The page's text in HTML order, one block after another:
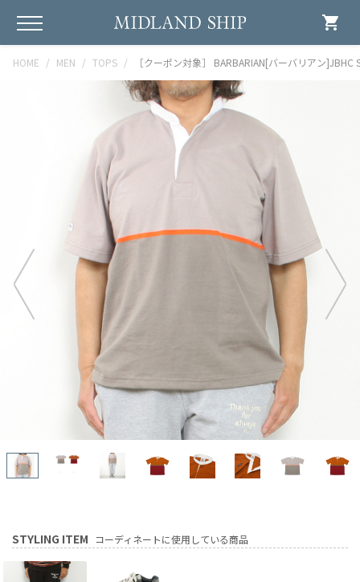
shopping_cart
HOME MEN TOPS ［クーポン対象］ BARBARIAN[バーバリアン]JBHC
STYLING ITEM コーディネートに使用している商品